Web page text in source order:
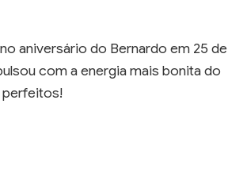
aniversário do Bernardo em 25 de
com a energia mais bonita do
perfeitos!